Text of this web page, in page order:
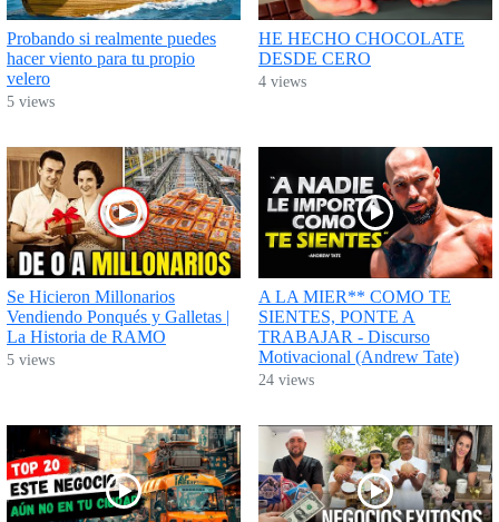
Probando si realmente puedes
hacer viento para tu propio
velero
5 views
HE HECHO CHOCOLATE
DESDE CERO
4 views
Se Hicieron Millonarios
Vendiendo Ponqués y Galletas |
La Historia de RAMO
5 views
A LA MIER** COMO TE
SIENTES, PONTE A
TRABAJAR - Discurso
Motivacional (Andrew Tate)
24 views